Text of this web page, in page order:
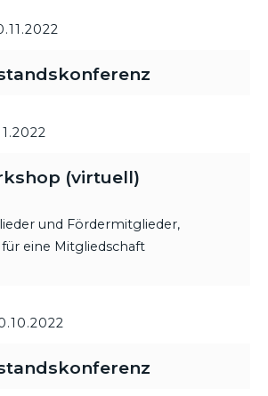
(virtuell)
und Fördermitglieder,
eine Mitgliedschaft